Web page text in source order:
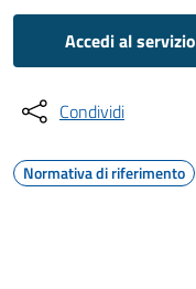
Accedi al servizio
Condividi
Normativa di riferimento